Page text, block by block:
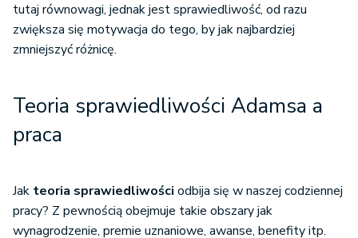
tutaj równowagi, jednak jest sprawiedliwość, od razu
zwiększa się motywacja do tego, by jak najbardziej
zmniejszyć różnicę.
Teoria sprawiedliwości Adamsa a
praca
Jak teoria sprawiedliwości odbija się w naszej codziennej
pracy? Z pewnością obejmuje takie obszary jak
wynagrodzenie, premie uznaniowe, awanse, benefity itp.